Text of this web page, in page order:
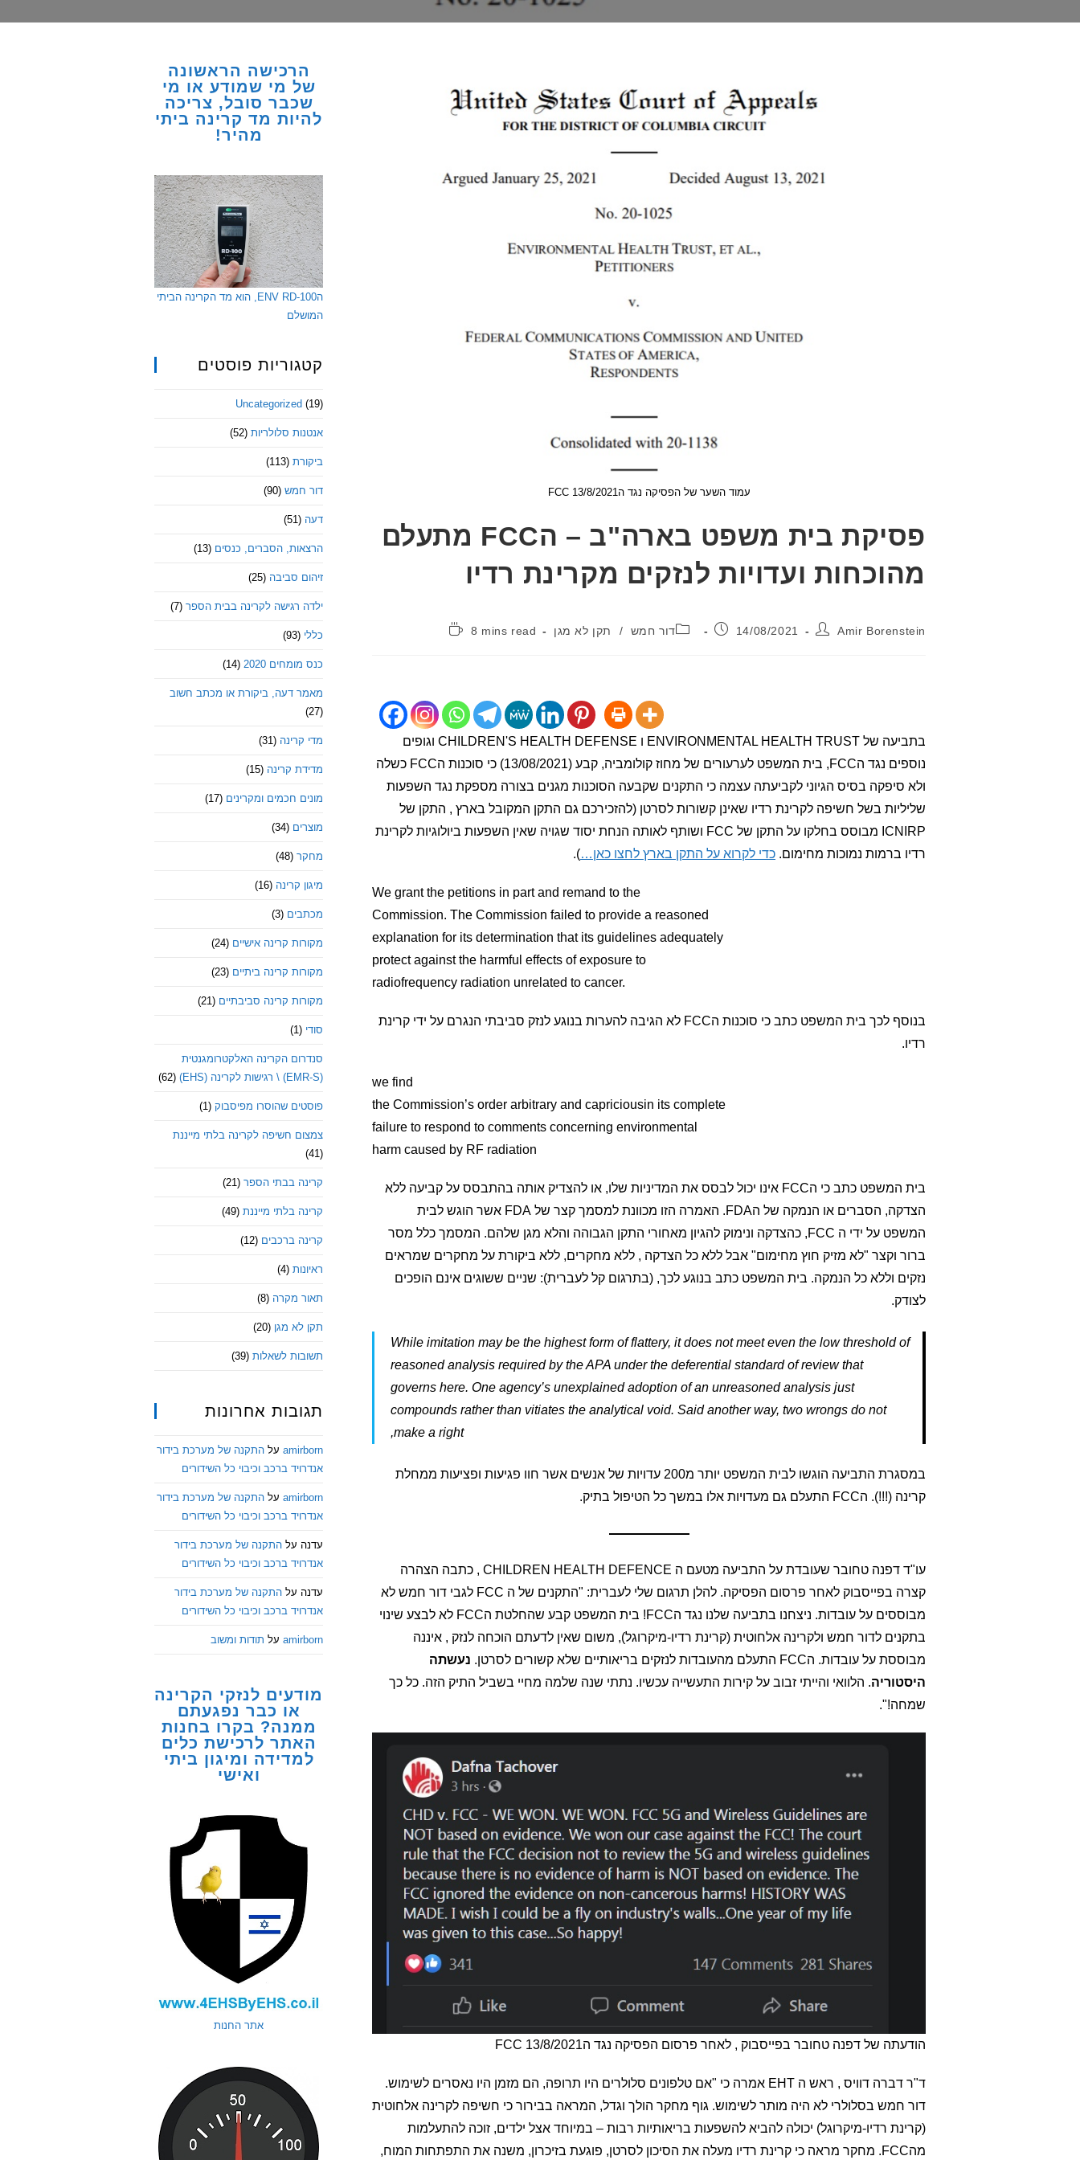
עמוד השער של הפסיקה נגד הFCC 13/8/2021
פסיקת בית משפט בארה"ב – הFCC מתעלם
מהוכחות ועדויות לנזקים מקרינת רדיו
מחבר:
Amir Borenstein פורסם:
14/08/2021 קטגוריה:
דור חמש / תקן לא מגן
זמן
8 mins read
בתביעה של ENVIRONMENTAL HEALTH TRUST ו CHILDREN'S HEALTH DEFENSE וגופים
נוספים נגד הFCC, בית המשפט לערעורים של מחוז קולומביה, קבע (13/08/2021) כי סוכנות הFCC כשלה
ולא סיפקה בסיס הגיוני לקביעתה עצמה כי התקנים שקבעה הסוכנות מגנים בצורה מספקת נגד השפעות
שליליות בשל חשיפה לקרינת רדיו שאינן קשורות לסרטן (להזכירכם גם התקן המקובל בארץ , התקן של
ICNIRP מבוסס בחלקו על התקן של FCC ושותף לאותה הנחת יסוד שגויה שאין השפעות ביולוגיות לקרינת
רדיו ברמות נמוכות מחימום. כדי לקרוא על התקן בארץ לחצו כאן…).
We grant the petitions in part and remand to the
Commission. The Commission failed to provide a reasoned
explanation for its determination that its guidelines adequately
protect against the harmful effects of exposure to
radiofrequency radiation unrelated to cancer.
בנוסף לכך בית המשפט כתב כי סוכנות הFCC לא הגיבה להערות בנוגע לנזק סביבתי הנגרם על ידי קרינת
רדיו.
we find
the Commission’s order arbitrary and capriciousin its complete
failure to respond to comments concerning environmental
harm caused by RF radiation
בית המשפט כתב כי הFCC אינו יכול לבסס את המדיניות שלו, או להצדיק אותה בהתבסס על קביעה ללא
הצדקה, הסברים או הנמקה של הFDA. האמרה הזו מכוונת למסמך קצר של FDA אשר הוגש לבית
המשפט על ידי ה FCC, כהצדקה ונימוק להגיון מאחורי התקן הגבוהה והלא מגן שלהם. המסמך כלל מסר
ברור וקצר "לא מזיק חוץ מחימום" אבל ללא כל הצדקה , ללא מחקרים, ללא ביקורת על מחקרים שמראים
נזקים וללא כל הנמקה. בית המשפט כתב בנוגע לכך, (בתרגום קל לעברית): שניים ששוגים אינם הופכים
לצודק.
While imitation may be the highest form of flattery, it does not meet even the low threshold of
reasoned analysis required by the APA under the deferential standard of review that
governs here. One agency’s unexplained adoption of an unreasoned analysis just
compounds rather than vitiates the analytical void. Said another way, two wrongs do not
make a right,
במסגרת התביעה הוגשו לבית המשפט יותר מ200 עדויות של אנשים אשר חוו פגיעות ופציעות ממחלת
קרינה (!!!). הFCC התעלם גם מעדויות אלו במשך כל הטיפול בתיק.
עו"ד דפנה טחובר שעובדת על התביעה מטעם ה CHILDREN HEALTH DEFENCE , כתבה הצהרה
קצרה בפייסבוק לאחר פרסום הפסיקה. להלן תרגום שלי לעברית: "התקנים של ה FCC לגבי דור חמש לא
מבוססים על עובדות. ניצחנו בתביעה שלנו נגד הFCC! בית המשפט קבע שהחלטת הFCC לא לבצע שינוי
בתקנים לדור חמש ולקרינה אלחוטית (קרינת רדיו-מיקרוגל), משום שאין לדעתם הוכחה לנזק , איננה
מבוססת על עובדות. הFCC התעלם מהעובדות לנזקים בריאותיים שלא קשורים לסרטן.
נעשתה
היסטוריה. הלוואי והייתי זבוב על קירות התעשייה עכשיו. נתתי שנה שלמה מחיי בשביל התיק הזה. כל כך
שמחה!".
הודעתה של דפנה טחובר בפייסבוק , לאחר פרסום הפסיקה נגד הFCC 13/8/2021
ד"ר דברה דוויס , ראש ה EHT אמרה כי "אם טלפונים סלולרים היו תרופה, הם מזמן היו נאסרים לשימוש.
דור חמש בסלולרי לא היה מותר לשימוש. גוף מחקר הולך וגדל, המראה בבירור כי חשיפה לקרינה אלחוטית
(קרינת רדיו-מיקרוגל) יכולה להביא להשפעות בריאותיות רבות – במיוחד אצל ילדים, זוכה להתעלמות
מהFCC. מחקר מראה כי קרינת רדיו מעלה את הסיכון לסרטן, פוגעת בזיכרון, משנה את התפתחות המוח,
הרכישה הראשונה
של מי שמודע או מי
שכבר סובל, צריכה
להיות מד קרינה ביתי
מהיר!
הENV RD-100, הוא מד הקרינה הביתי
המושלם
קטגוריות פוסטים
Uncategorized (19)
אנטנות סלולריות (52)
ביקורת (113)
דור חמש (90)
דעה (51)
הרצאות, הסברים, כנסים (13)
זיהום סביבה (25)
ילדה רגישה לקרינה בבית הספר (7)
כללי (93)
כנס מומחים 2020 (14)
מאמר דעה, ביקורת או מכתב חשוב
(27)
מדי קרינה (31)
מדידת קרינה (15)
מונים חכמים ומקרינים (17)
מוצרים (34)
מחקר (48)
מיגון קרינה (16)
מכתבים (3)
מקורות קרינה אישיים (24)
מקורות קרינה ביתיים (23)
מקורות קרינה סביבתיים (21)
סודי (1)
סנדרום הקרינה האלקטרומגנטית
(EMR-S) \ רגישות לקרינה (EHS)
(62)
פוסטים שהוסרו מפיסבוק (1)
צמצום חשיפה לקרינה בלתי מייננת
(41)
קרינה בבתי הספר (21)
קרינה בלתי מייננת (49)
קרינה ברכבים (12)
ראיונות (4)
תאור מקרה (8)
תקן לא מגן (20)
תשובות לשאלות (39)
תגובות אחרונות
amirborn על התקנה של מערכת בידור
אנדרויד ברכב וכיבוי כל השידורים
amirborn על התקנה של מערכת בידור
אנדרויד ברכב וכיבוי כל השידורים
עדנה על התקנה של מערכת בידור
אנדרויד ברכב וכיבוי כל השידורים
עדנה על התקנה של מערכת בידור
אנדרויד ברכב וכיבוי כל השידורים
amirborn על תודות ומשוב
מודעים לנזקי הקרינה
או כבר נפגעתם
ממנה? בקרו בחנות
האתר לרכישת כלים
למדידה ומיגון ביתי
ואישי
אתר החנות